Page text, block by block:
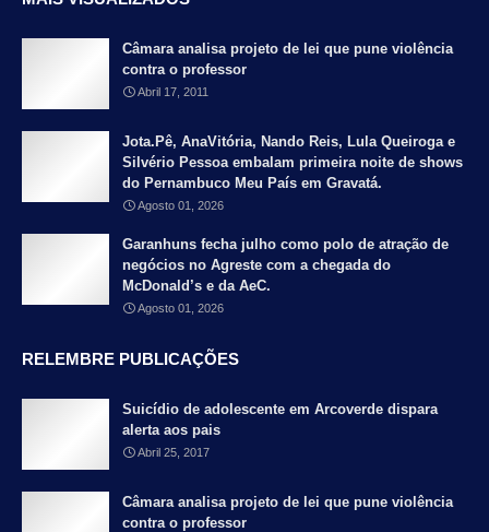
Câmara analisa projeto de lei que pune violência
contra o professor
Abril 17, 2011
Jota.Pê, AnaVitória, Nando Reis, Lula Queiroga e
Silvério Pessoa embalam primeira noite de shows
do Pernambuco Meu País em Gravatá.
Agosto 01, 2026
Garanhuns fecha julho como polo de atração de
negócios no Agreste com a chegada do
McDonald’s e da AeC.
Agosto 01, 2026
RELEMBRE PUBLICAÇÕES
Suicídio de adolescente em Arcoverde dispara
alerta aos pais
Abril 25, 2017
Câmara analisa projeto de lei que pune violência
contra o professor